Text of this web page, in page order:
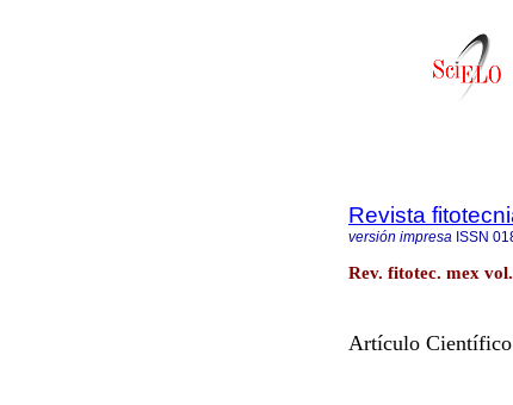
Revista
versión impresa ISSN
Rev. fitotec. mex
Artículo Científico